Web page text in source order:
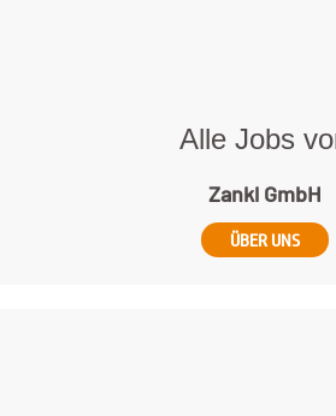
Alle Jobs
Zankl GmbH
ÜBER UNS